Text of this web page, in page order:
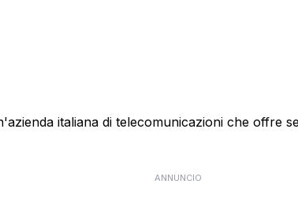
italiana di telecomunicazioni che offre
ANNUNCIO